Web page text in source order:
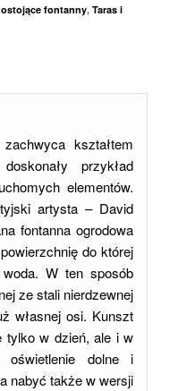
fontanny, Taras i
kształtem
przykład
elementów.
artysta – David
fontanna ogrodowa
do której
woda. W ten sposób
ze stali nierdzewnej
własnej osi. Kunszt
tylko w dzień, ale i w
dolne i
nabyć także w wersji